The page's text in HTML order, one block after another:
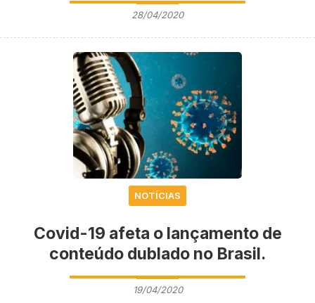
28/04/2020
NOTÍCIAS
Covid-19 afeta o lançamento de
conteúdo dublado no Brasil.
19/04/2020